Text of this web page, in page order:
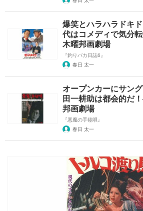
爆笑とハラハラドキ
代はコメディで気分
木曜邦画劇場
『釣りバカ日誌6』
春日 太一
オープンカーにサン
田一耕助は都会的だ
邦画劇場
『悪魔の手毬唄』
春日 太一